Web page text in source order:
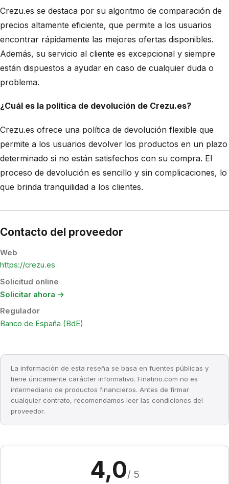
Crezu.es se destaca por su algoritmo de comparación de
precios altamente eficiente, que permite a los usuarios
encontrar rápidamente las mejores ofertas disponibles.
Además, su servicio al cliente es excepcional y siempre
están dispuestos a ayudar en caso de cualquier duda o
problema.
¿Cuál es la política de devolución de Crezu.es?
Crezu.es ofrece una política de devolución flexible que
permite a los usuarios devolver los productos en un plazo
determinado si no están satisfechos con su compra. El
proceso de devolución es sencillo y sin complicaciones, lo
que brinda tranquilidad a los clientes.
Contacto del proveedor
Web
https://crezu.es
Solicitud online
Solicitar ahora →
Regulador
Banco de España (BdE)
La información de esta reseña se basa en fuentes públicas y
tiene únicamente carácter informativo. Finatino.com no es
intermediario de productos financieros. Antes de firmar
cualquier contrato, recomendamos leer las condiciones del
proveedor.
4,0/ 5